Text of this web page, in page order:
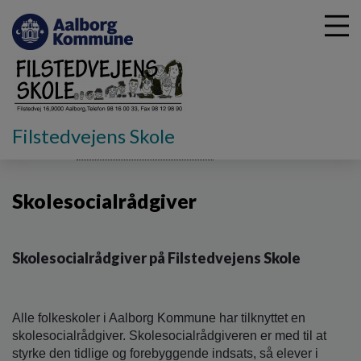
Filstedvejens Skole
Kontaktpersoner på skolen
Skolesocialrådgiver
Skolesocialrådgiver på Filstedvejens Skole
Alle folkeskoler i Aalborg Kommune har tilknyttet en
skolesocialrådgiver. Skolesocialrådgiveren er med til at
styrke den tidlige og forebyggende indsats, så elever i